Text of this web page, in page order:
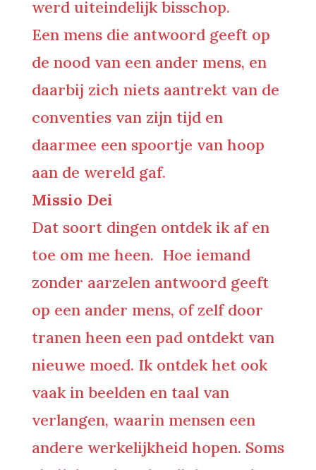
werd uiteindelijk bisschop.
Een mens die antwoord geeft op
de nood van een ander mens, en
daarbij zich niets aantrekt van de
conventies van zijn tijd en
daarmee een spoortje van hoop
aan de wereld gaf.
Missio Dei
Dat soort dingen ontdek ik af en
toe om me heen. Hoe iemand
zonder aarzelen antwoord geeft
op een ander mens, of zelf door
tranen heen een pad ontdekt van
nieuwe moed. Ik ontdek het ook
vaak in beelden en taal van
verlangen, waarin mensen een
andere werkelijkheid hopen. Soms